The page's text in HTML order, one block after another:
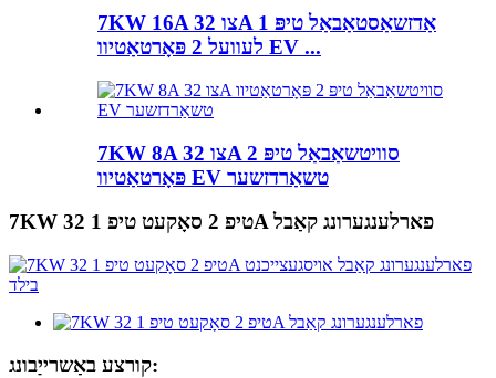
7KW 16A צו 32A אַדזשאַסטאַבאַל טיפּ 1
לעוועל 2 פּאָרטאַטיוו EV ...
7KW 8A צו 32A סוויטשאַבאַל טיפּ 2
פּאָרטאַטיוו EV טשאַרדזשער
7KW טיפ 2 סאָקעט טיפ 1 32A פארלענגערונג קאַבל
קורצע באַשרייַבונג: